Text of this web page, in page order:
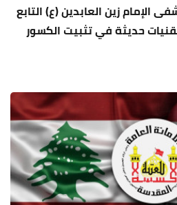
زين العابدين (ع) التابع
حديثة في تثبيت الكسور